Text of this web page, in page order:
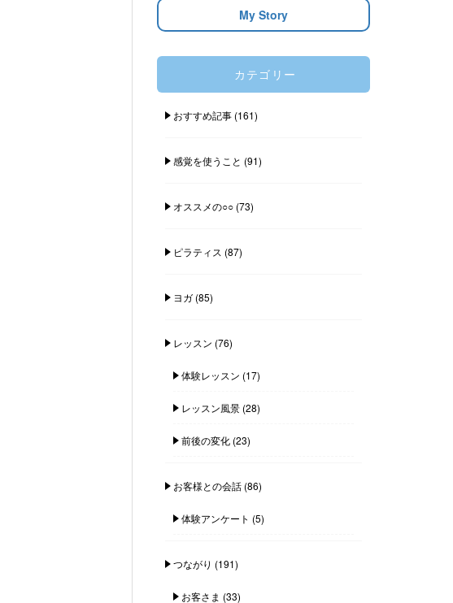
My Story
カテゴリー
おすすめ記事(161)
感覚を使うこと (91)
オススメの○○(73)
ピラティス (87)
ヨガ(85)
レッスン (76)
体験レッスン (17)
レッスン風景(28)
前後の変化(23)
お客様との会話(86)
体験アンケート (5)
つながり (191)
お客さま (33)